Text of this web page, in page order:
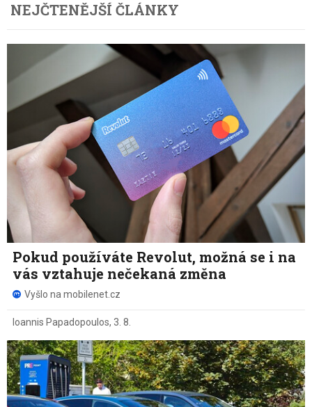
NEJČTENĚJŠÍ ČLÁNKY
Pokud používáte Revolut, možná se i na
vás vztahuje nečekaná změna
Vyšlo na mobilenet.cz
Ioannis Papadopoulos, 3. 8.